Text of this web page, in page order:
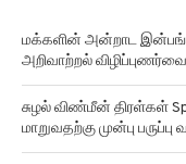
மக்களின் அன்றாட
அறிவாற்றல்
சுழல் விண்மீன் திரள்கள்
மாறுவதற்கு முன்பு பருப்பு